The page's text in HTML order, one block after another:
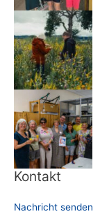
Kontakt
Nachricht senden